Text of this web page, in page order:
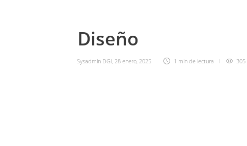
Diseño
Sysadmin DGI, 28 enero, 2025 1 min de lectura 305